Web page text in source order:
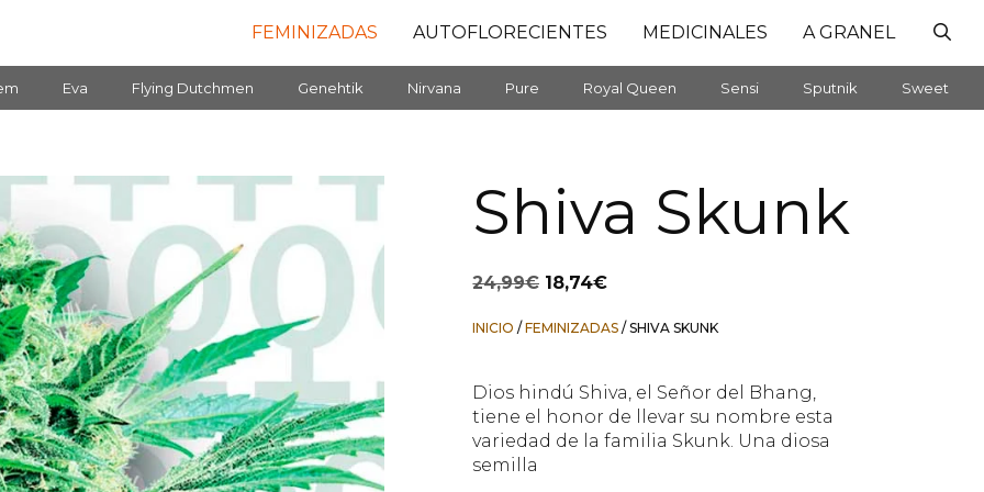
FEMINIZADAS AUTOFLORECIENTES MEDICINALES A GRANEL
Eva Flying Dutchmen Genehtik Nirvana Pure Royal Queen Sensi Sputnik Sweet
Shiva Skunk
24,99€
El
precio
original
18,74€
precio
actual
INICIO /FEMINIZADAS / SHIVA SKUNK
Dios hindú Shiva, el Señor del Bhang,
tiene el honor de llevar su nombre esta
variedad de la familia Skunk. Una diosa
semilla